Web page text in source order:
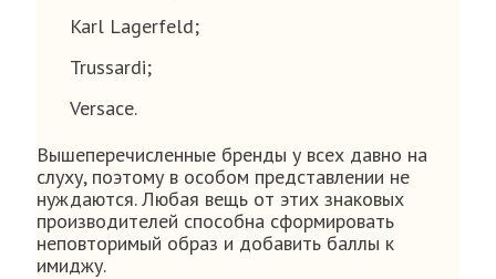
Karl Lagerfeld;
Trussardi;
Versace.
Вышеперечисленные бренды у всех давно на
слуху, поэтому в особом представлении не
нуждаются. Любая вещь от этих знаковых
производителей способна сформировать
неповторимый образ и добавить баллы к
имиджу.